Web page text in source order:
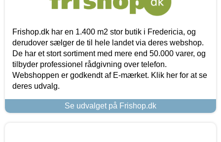
Frishop.dk har en 1.400 m2 stor butik i Fredericia, og
derudover sælger de til hele landet via deres webshop.
De har et stort sortiment med mere end 50.000 varer, og
tilbyder professionel rådgivning over telefon.
Webshoppen er godkendt af E-mærket. Klik her for at se
deres udvalg.
Se udvalget på Frishop.dk